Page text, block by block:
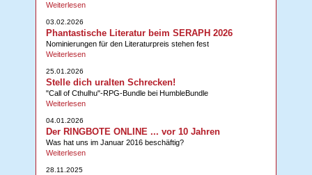
Weiterlesen
03.02.2026
Phantastische Literatur beim SERAPH 2026
Nominierungen für den Literaturpreis stehen fest
Weiterlesen
25.01.2026
Stelle dich uralten Schrecken!
"Call of Cthulhu"-RPG-Bundle bei HumbleBundle
Weiterlesen
04.01.2026
Der RINGBOTE ONLINE ... vor 10 Jahren
Was hat uns im Januar 2016 beschäftig?
Weiterlesen
28.11.2025